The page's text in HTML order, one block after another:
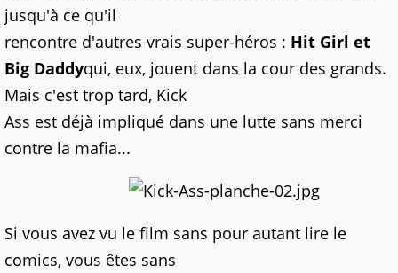
jusqu'à ce qu'il
rencontre d'autres vrais super-héros : Hit Girl et
Big Daddyqui, eux, jouent dans la cour des grands.
Mais c'est trop tard, Kick
Ass est déjà impliqué dans une lutte sans merci
contre la mafia...
Si vous avez vu le film sans pour autant lire le
comics, vous êtes sans